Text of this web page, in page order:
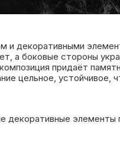
и декоративными
а боковые стороны
придаёт
цельное, устойчивое,
декоративные элементы